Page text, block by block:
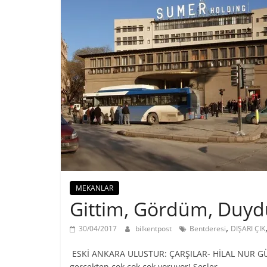
MEKANLAR
Gittim, Gördüm,
30/04/2017 bilkentpost Bentderesi, DIŞARI ÇIK,
ESKİ ANKARA ULUSTUR: ÇARŞILAR- HİLAL